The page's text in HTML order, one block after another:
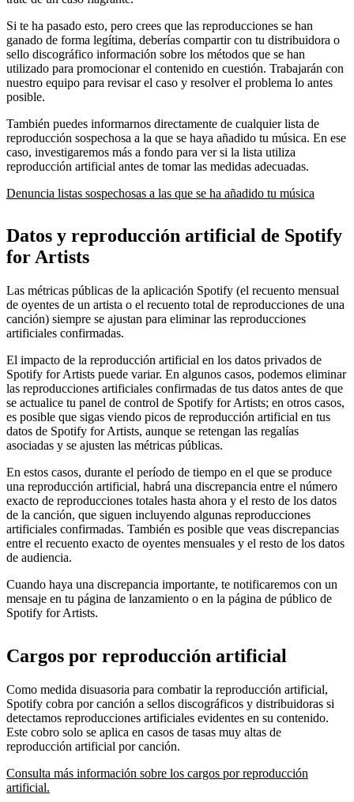
Si te ha pasado esto, pero crees que las reproducciones se han
ganado de forma legítima, deberías compartir con tu distribuidora o
sello discográfico información sobre los métodos que se han
utilizado para promocionar el contenido en cuestión. Trabajarán con
nuestro equipo para revisar el caso y resolver el problema lo antes
posible.
También puedes informarnos directamente de cualquier lista de
reproducción sospechosa a la que se haya añadido tu música. En ese
caso, investigaremos más a fondo para ver si la lista utiliza
reproducción artificial antes de tomar las medidas adecuadas.
Denuncia listas sospechosas a las que se ha añadido tu música
Datos y reproducción artificial de Spotify
for Artists
Las métricas públicas de la aplicación Spotify (el recuento mensual
de oyentes de un artista o el recuento total de reproducciones de una
canción) siempre se ajustan para eliminar las reproducciones
artificiales confirmadas.
El impacto de la reproducción artificial en los datos privados de
Spotify for Artists puede variar. En algunos casos, podemos eliminar
las reproducciones artificiales confirmadas de tus datos antes de que
se actualice tu panel de control de Spotify for Artists; en otros casos,
es posible que sigas viendo picos de reproducción artificial en tus
datos de Spotify for Artists, aunque se retengan las regalías
asociadas y se ajusten las métricas públicas.
En estos casos, durante el período de tiempo en el que se produce
una reproducción artificial, habrá una discrepancia entre el número
exacto de reproducciones totales hasta ahora y el resto de los datos
de la canción, que siguen incluyendo algunas reproducciones
artificiales confirmadas. También es posible que veas discrepancias
entre el recuento exacto de oyentes mensuales y el resto de los datos
de audiencia.
Cuando haya una discrepancia importante, te notificaremos con un
mensaje en tu página de lanzamiento o en la página de público de
Spotify for Artists.
Cargos por reproducción artificial
Como medida disuasoria para combatir la reproducción artificial,
Spotify cobra por canción a sellos discográficos y distribuidoras si
detectamos reproducciones artificiales evidentes en su contenido.
Este cobro solo se aplica en casos de tasas muy altas de
reproducción artificial por canción.
Consulta más información sobre los cargos por reproducción
artificial.